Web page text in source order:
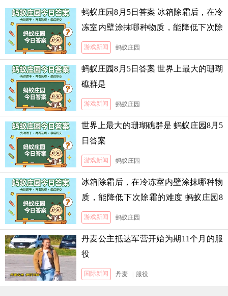
蚂蚁庄园8月5日答案 冰箱除霜后，在冷
冻室内壁涂抹哪种物质，能降低下次除
霜的难度
游戏新闻 蚂蚁庄园
蚂蚁庄园8月5日答案 世界上最大的珊瑚
礁群是
游戏新闻 蚂蚁庄园
世界上最大的珊瑚礁群是 蚂蚁庄园8月5
日答案
游戏新闻 蚂蚁庄园
冰箱除霜后，在冷冻室内壁涂抹哪种物
质，能降低下次除霜的难度 蚂蚁庄园8
月5日答案
游戏新闻 蚂蚁庄园
丹麦公主抵达军营开始为期11个月的服
役
国际新闻 丹麦 服役